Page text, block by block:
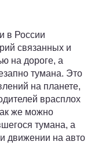
в России
связанных и
на дороге, а
тумана. Это
на планете,
врасплох
же можно
тумана, а
движении на авто